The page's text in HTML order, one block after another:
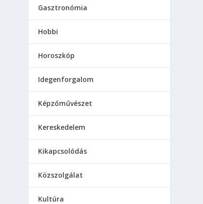
Gasztronómia
Hobbi
Horoszkóp
Idegenforgalom
Képzőművészet
Kereskedelem
Kikapcsolódás
Közszolgálat
Kultúra